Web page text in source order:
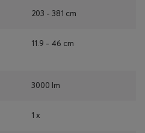
203 - 381 cm
11.9 - 46 cm
3000 lm
1 x